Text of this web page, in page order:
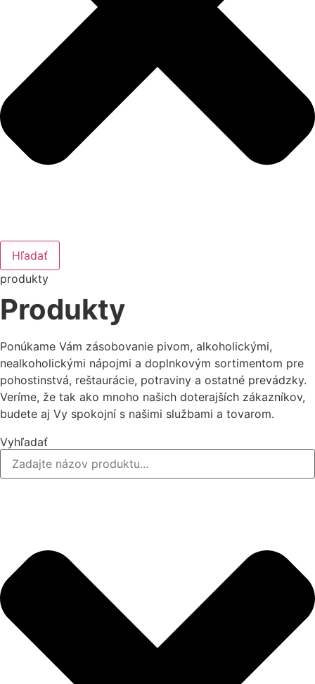
Hľadať
produkty
Produkty
Ponúkame Vám zásobovanie pivom, alkoholickými,
nealkoholickými nápojmi a doplnkovým sortimentom pre
pohostinstvá, reštaurácie, potraviny a ostatné prevádzky.
Veríme, že tak ako mnoho našich doterajších zákazníkov,
budete aj Vy spokojní s našimi službami a tovarom.
Vyhľadať